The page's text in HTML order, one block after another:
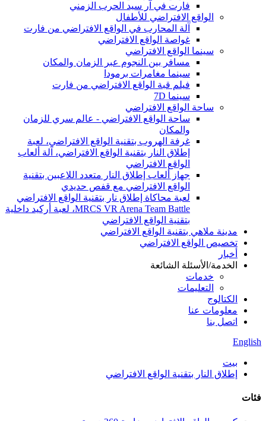
فارت في آر سيد الحرب الزمني
الواقع الافتراضي للأطفال
آلة المحارب في الواقع الافتراضي من فارت
غواصة الواقع الافتراضي
سينما الواقع الافتراضي
مسافر بين النجوم عبر الزمان والمكان
سينما مغامرات برمودا
فيلم قبة الواقع الافتراضي من فارت
سينما 7D
ساحة الواقع الافتراضي
ساحة الواقع الافتراضي - عالم سري للزمان
والمكان
غرفة الهروب بتقنية الواقع الافتراضي، لعبة
إطلاق النار بتقنية الواقع الافتراضي، آلة ألعاب
الواقع الافتراضي
جهاز ألعاب إطلاق النار متعدد اللاعبين بتقنية
الواقع الافتراضي مع قفص حديدي
لعبة محاكاة إطلاق نار بتقنية الواقع الافتراضي
MRCS VR Arena Team Battle، لعبة أركيد داخلية
بتقنية الواقع الافتراضي
مدينة ملاهي بتقنية الواقع الافتراضي
تخصيص الواقع الافتراضي
أخبار
الخدمة/الأسئلة الشائعة
خدمات
التعليمات
الكتالوج
معلومات عنا
اتصل بنا
English
بيت
إطلاق النار بتقنية الواقع الافتراضي
فئات